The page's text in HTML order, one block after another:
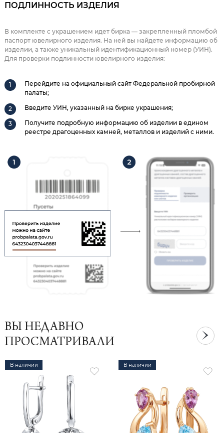
ПОДЛИННОСТЬ ИЗДЕЛИЯ
В комплекте с украшением идет бирка — закрепленный пломбой
паспорт ювелирного изделия. На ней вы найдете информацию об
изделии, а также уникальный идентификационный номер (УИН).
Для проверки подлинности ювелирного изделия:
Перейдите на официальный сайт Федеральной пробирной
палаты;
Введите УИН, указанный на бирке украшения;
Получите подробную информацию об изделии в едином
реестре драгоценных камней, металлов и изделий с ними.
ВЫ НЕДАВНО
ПРОСМАТРИВАЛИ
В наличии В наличии